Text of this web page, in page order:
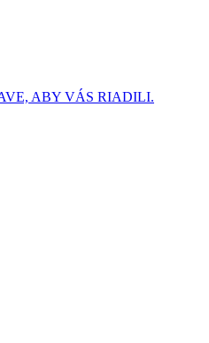
ABY VÁS RIADILI.